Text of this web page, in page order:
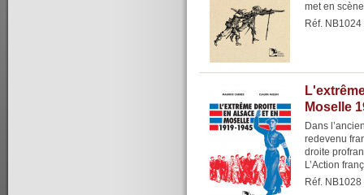
met en
Réf. NB1024
Moselle
Dans
redevenu
droite
L’Action
Réf. NB1028